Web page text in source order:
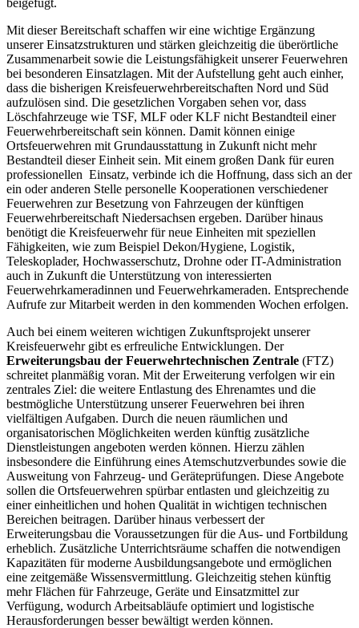
Mit dieser Bereitschaft schaffen wir eine wichtige Ergänzung
unserer Einsatzstrukturen und stärken gleichzeitig die überörtliche
Zusammenarbeit sowie die Leistungsfähigkeit unserer Feuerwehren
bei besonderen Einsatzlagen. Mit der Aufstellung geht auch einher,
dass die bisherigen Kreisfeuerwehrbereitschaften Nord und Süd
aufzulösen sind. Die gesetzlichen Vorgaben sehen vor, dass
Löschfahrzeuge wie TSF, MLF oder KLF nicht Bestandteil einer
Feuerwehrbereitschaft sein können. Damit können einige
Ortsfeuerwehren mit Grundausstattung in Zukunft nicht mehr
Bestandteil dieser Einheit sein. Mit einem großen Dank für euren
professionellen Einsatz, verbinde ich die Hoffnung, dass sich an der
ein oder anderen Stelle personelle Kooperationen verschiedener
Feuerwehren zur Besetzung von Fahrzeugen der künftigen
Feuerwehrbereitschaft Niedersachsen ergeben. Darüber hinaus
benötigt die Kreisfeuerwehr für neue Einheiten mit speziellen
Fähigkeiten, wie zum Beispiel Dekon/Hygiene, Logistik,
Teleskoplader, Hochwasserschutz, Drohne oder IT-Administration
auch in Zukunft die Unterstützung von interessierten
Feuerwehrkameradinnen und Feuerwehrkameraden. Entsprechende
Aufrufe zur Mitarbeit werden in den kommenden Wochen erfolgen.
Auch bei einem weiteren wichtigen Zukunftsprojekt unserer
Kreisfeuerwehr gibt es erfreuliche Entwicklungen. Der
Erweiterungsbau der Feuerwehrtechnischen Zentrale (FTZ)
schreitet planmäßig voran. Mit der Erweiterung verfolgen wir ein
zentrales Ziel: die weitere Entlastung des Ehrenamtes und die
bestmögliche Unterstützung unserer Feuerwehren bei ihren
vielfältigen Aufgaben. Durch die neuen räumlichen und
organisatorischen Möglichkeiten werden künftig zusätzliche
Dienstleistungen angeboten werden können. Hierzu zählen
insbesondere die Einführung eines Atemschutzverbundes sowie die
Ausweitung von Fahrzeug- und Geräteprüfungen. Diese Angebote
sollen die Ortsfeuerwehren spürbar entlasten und gleichzeitig zu
einer einheitlichen und hohen Qualität in wichtigen technischen
Bereichen beitragen. Darüber hinaus verbessert der
Erweiterungsbau die Voraussetzungen für die Aus- und Fortbildung
erheblich. Zusätzliche Unterrichtsräume schaffen die notwendigen
Kapazitäten für moderne Ausbildungsangebote und ermöglichen
eine zeitgemäße Wissensvermittlung. Gleichzeitig stehen künftig
mehr Flächen für Fahrzeuge, Geräte und Einsatzmittel zur
Verfügung, wodurch Arbeitsabläufe optimiert und logistische
Herausforderungen besser bewältigt werden können.